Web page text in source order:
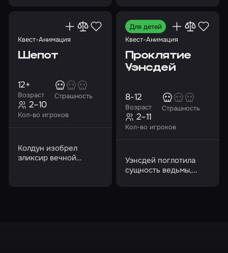
настоящей командой
Квест-Анимация
Шепот
Возраст
12+
Страшность
Кол-во игроков
2–10
Колдун изобрел
эликсир вечной
Для детей
Квест-Анимация
Проклятие
Уэнсдей
Возраст
8-12
Страшность
Кол-во игроков
2–11
Уэнсдей поглотила
сущность ведьмы,